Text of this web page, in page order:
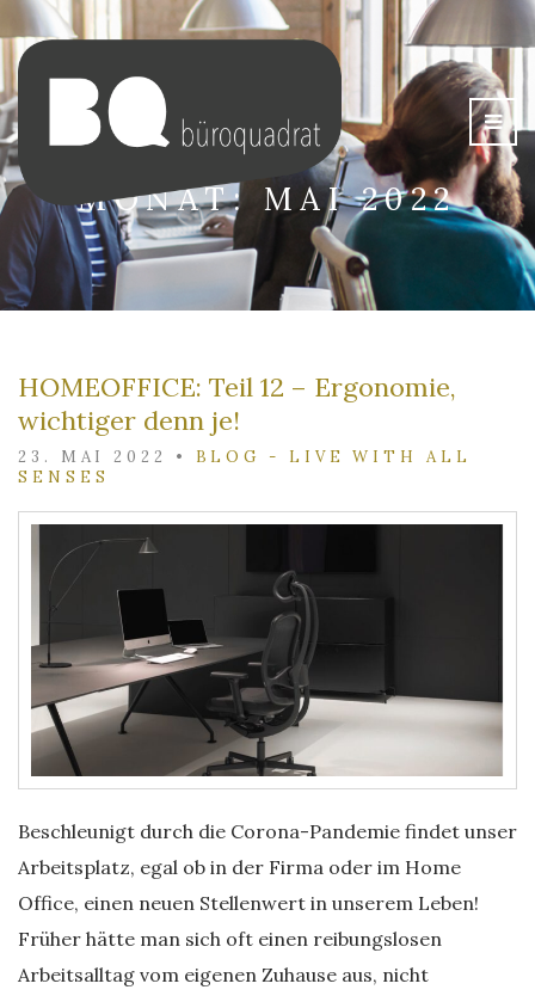
MONAT: MAI 2022
HOMEOFFICE: Teil 12 – Ergonomie,
wichtiger denn je!
23. MAI 2022 • BLOG - LIVE WITH ALL
SENSES
Beschleunigt durch die Corona-Pandemie findet unser
Arbeitsplatz, egal ob in der Firma oder im Home
Office, einen neuen Stellenwert in unserem Leben!
Früher hätte man sich oft einen reibungslosen
Arbeitsalltag vom eigenen Zuhause aus, nicht